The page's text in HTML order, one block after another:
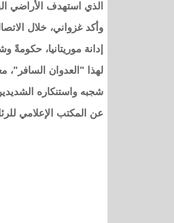
الذي استهدف الأراضي
وأكد غزواني، خلال
إدانة موريتانيا، حكومةً
لهذا "العدوان السافر"،
شجبه واستنكاره
عن المكتب الإعلامي